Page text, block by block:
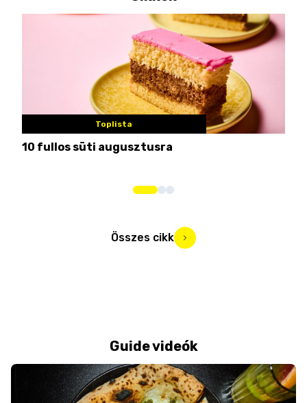
Toplista
10 fullos süti augusztusra
Összes cikk
Guide videók